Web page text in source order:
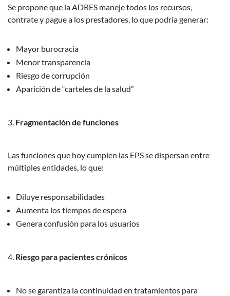
Se propone que la ADRES maneje todos los recursos,
contrate y pague a los prestadores, lo que podría generar:
Mayor burocracia
Menor transparencia
Riesgo de corrupción
Aparición de “carteles de la salud”
Fragmentación de funciones
Las funciones que hoy cumplen las EPS se dispersan entre
múltiples entidades, lo que:
Diluye responsabilidades
Aumenta los tiempos de espera
Genera confusión para los usuarios
Riesgo para pacientes crónicos
No se garantiza la continuidad en tratamientos para